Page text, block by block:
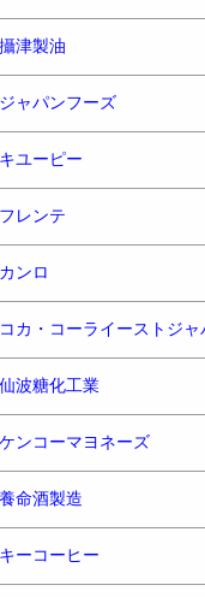
攝津製油
ジャパンフーズ
キユーピー
フレンテ
カンロ
コカ・コーライーストジ
仙波糖化工業
ケンコーマヨネーズ
養命酒製造
キーコーヒー